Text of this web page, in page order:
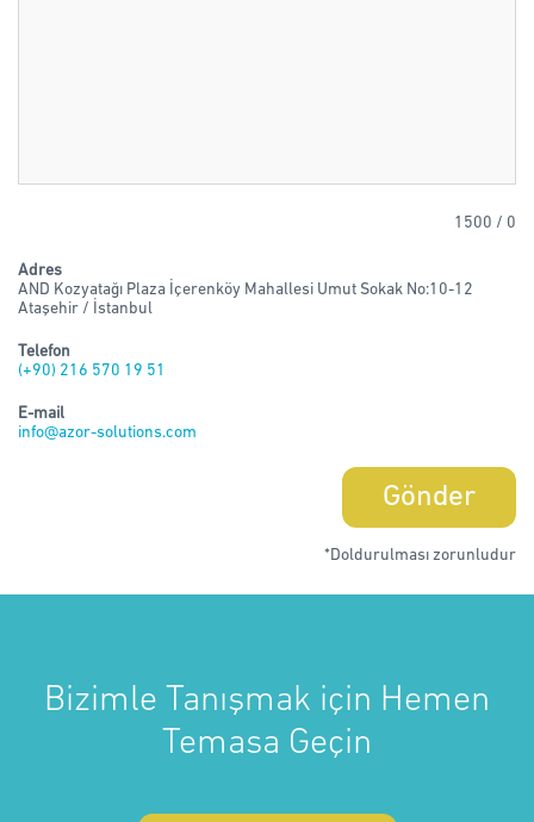
1500 / 0
Adres
AND Kozyatağı Plaza İçerenköy Mahallesi Umut Sokak No:10-12
Ataşehir / İstanbul
Telefon
(+90) 216 570 19 51
E-mail
info@azor-solutions.com
Gönder
*Doldurulması zorunludur
Bizimle Tanışmak için Hemen
Temasa Geçin